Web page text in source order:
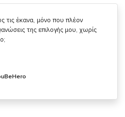
την δυνατότητα να κάνουμε